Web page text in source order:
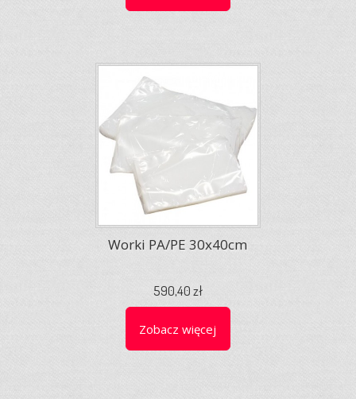
Worki PA/PE 30x40cm
590,40 zł
Zobacz więcej